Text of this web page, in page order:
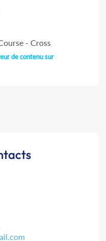
- Cross
de contenu sur